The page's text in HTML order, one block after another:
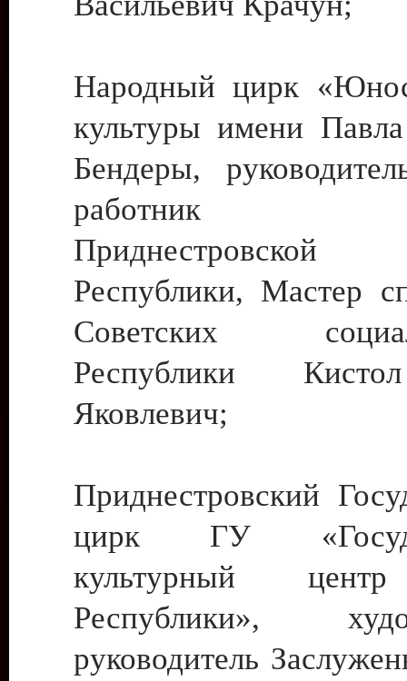
Народный цирк
культуры имени
Бендеры,
работник
Приднестровской
Республики, Мастер
Советских
Республики
Яковлевич;
Приднестровский
цирк ГУ
культурный
Республики»,
руководитель